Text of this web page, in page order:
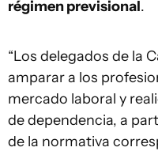
régimen previsional.
“Los delegados de la
amparar a los
mercado laboral y
de dependencia, a
de la normativa